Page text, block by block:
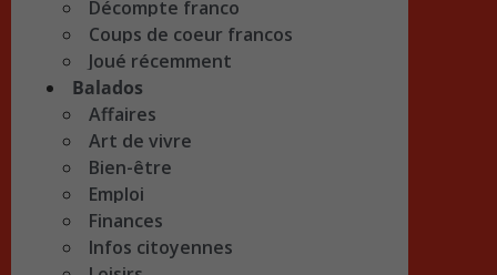
Décompte franco
Coups de coeur francos
Joué récemment
Balados
Affaires
Art de vivre
Bien-être
Emploi
Finances
Infos citoyennes